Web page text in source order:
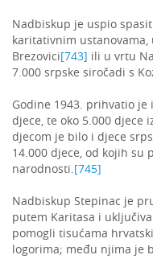
Nadbiskup je uspio
karitativnim
Brezovici[743] ili u vrtu
7.000 srpske siročadi s
Godine 1943. prihvatio je
djece, te oko 5.000 djece
djecom je bilo i djece
14.000 djece, od kojih su
narodnosti. [745]
Nadbiskup Stepinac je
putem Karitasa i
pomogli tisućama
logorima; među njima je